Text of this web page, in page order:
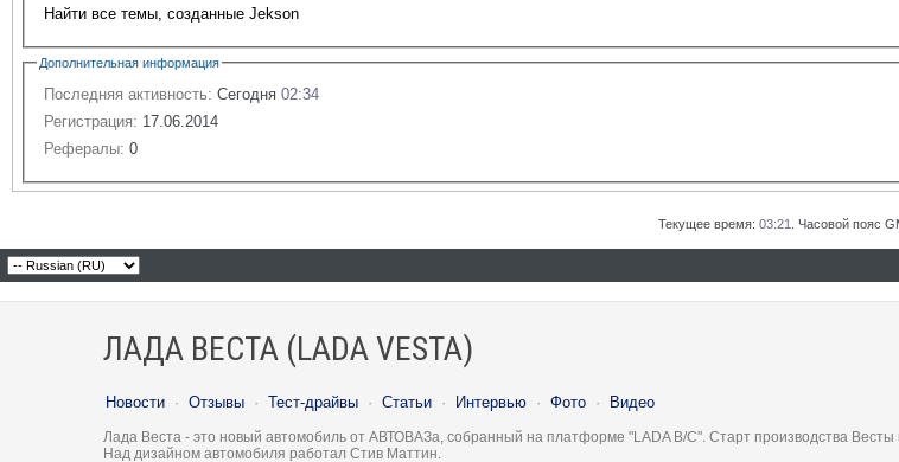
Найти все темы, созданные Jekson
Дополнительная информация
Последняя активность: Сегодня 02:34
Регистрация: 17.06.2014
Рефералы: 0
Текущее время: 03:21 . Часовой пояс
ЛАДА ВЕСТА (LADA VESTA)
Новости · Отзывы · Тест-драйвы · Статьи · Интервью · Фото · Видео
Лада Веста - это новый автомобиль от АВТОВАЗа, собранный на платформе "LADA B/C". Старт производства Весты
Над дизайном автомобиля работал Стив Маттин.